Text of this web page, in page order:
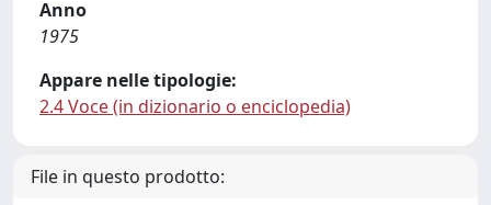
Anno
1975
Appare nelle tipologie:
2.4 Voce (in dizionario o enciclopedia)
File in questo prodotto: